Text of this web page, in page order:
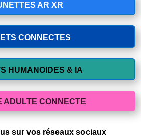
AR XR
CONNECTES
HUMANOIDES & IA
ADULTE CONNECTE
sur vos réseaux sociaux